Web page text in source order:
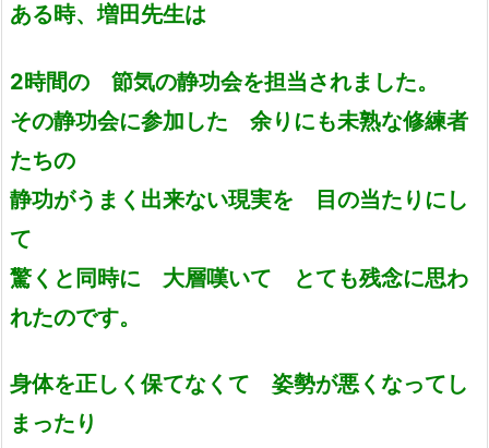
ある時、増田先生は
2時間の 節気の静功会を担当されました。
その静功会に参加した 余りにも未熟な修練者
たちの
静功がうまく出来ない現実を 目の当たりにし
て
驚くと同時に 大層嘆いて とても残念に思わ
れたのです。
身体を正しく保てなくて 姿勢が悪くなってし
まったり